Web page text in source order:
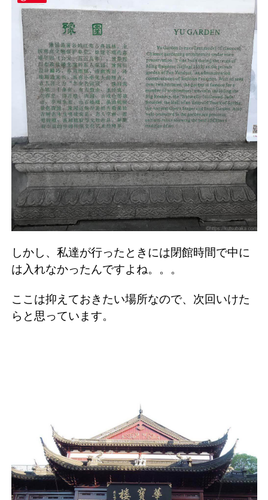
しかし、私達が行ったときには閉館時間で中に
は入れなかったんですよね。。。
ここは抑えておきたい場所なので、次回いけた
らと思っています。